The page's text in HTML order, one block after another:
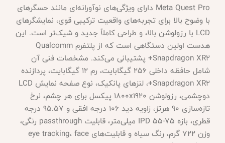
Meta Quest Pro دارای ویژگی‌های نوآورانه‌ای مانند حسگرهای
با وضوح بالا برای تجربه‌های واقعیت ترکیبی قوی، نمایشگرهای
LCD با رزولوشن بالا، و طراحی کاملاً جدید و شیک‌تر است. این
هدست اولین دستگاهی است که از پلتفرم Qualcomm
Snapdragon XR2+ پشتیبانی می‌کند. مشخصات فنی آن
شامل حافظه داخلی 256 گیگابایت، رم 12 گیگابایت، پردازنده
Snapdragon XR2+، لنزهای پانکیک، نوع صفحه نمایش LCD
دوچشمی، رزولوشن 1800x1920 پیکسل برای هر چشم، نرخ
تازه‌سازی 90 هرتز، زاویه دید 106 درجه افقی و 95.57 درجه
قطری، بازه IPD 55-75 میلی‌متر، قابلیت passthrough رنگی،
وزن 722 گرم، رنگ سیاه و قابلیت‌های eye tracking، face